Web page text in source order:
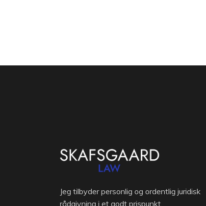
Jeg tilbyder personlig og ordentlig juridisk
rådgivning i et godt prispunkt.